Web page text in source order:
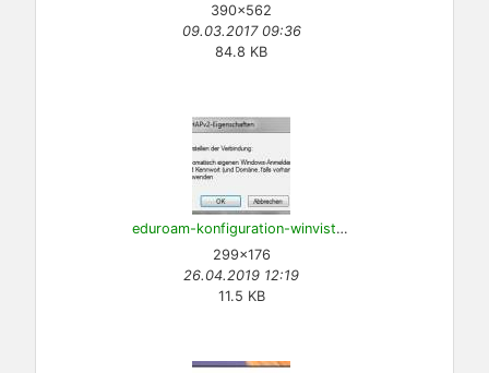
390×562
09.03.2017 09:36
84.8 KB
eduroam-konfiguration-winvista-7.jpg
299×176
26.04.2019 12:19
11.5 KB